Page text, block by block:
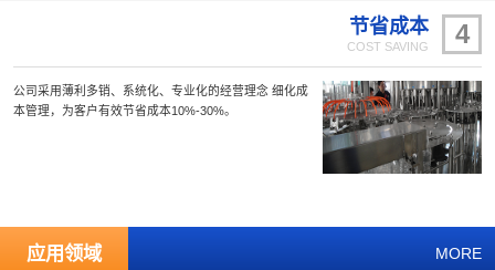
4
节省成本
COST SAVING
公司采用薄利多销、系统化、专业化的经营理念 细化成
本管理，为客户有效节省成本10%-30%。
应用领域 MORE